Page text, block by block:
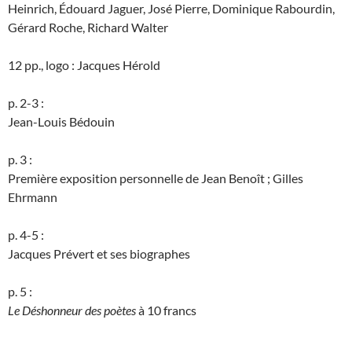
Heinrich, Édouard Jaguer, José Pierre, Dominique Rabourdin,
Gérard Roche, Richard Walter
12 pp., logo : Jacques Hérold
p. 2-3 :
Jean-Louis Bédouin
p. 3 :
Première exposition personnelle de Jean Benoît ; Gilles
Ehrmann
p. 4-5 :
Jacques Prévert et ses biographes
p. 5 :
Le Déshonneur des poètesà 10 francs